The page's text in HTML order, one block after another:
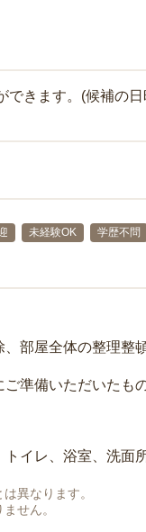
できます。(候補の
未経験OK 学歴不問
部屋全体の整理整
準備いただいたも
イレ、浴室、洗面
異なります。
せん。